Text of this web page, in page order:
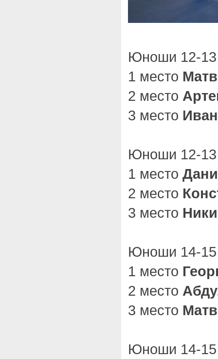
Юноши 12-13
1 место
2 место
3 место
Юноши 12-13
1 место
2 место
3 место
Юноши 14-15
1 место
2 место
3 место
Юноши 14-15